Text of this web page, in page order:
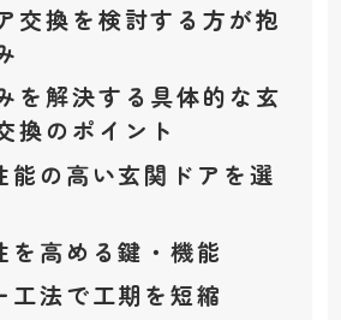
交換を検討する方が抱
を解決する具体的な玄
換のポイント
能の高い玄関ドアを選
を高める鍵・機能
工法で工期を短縮